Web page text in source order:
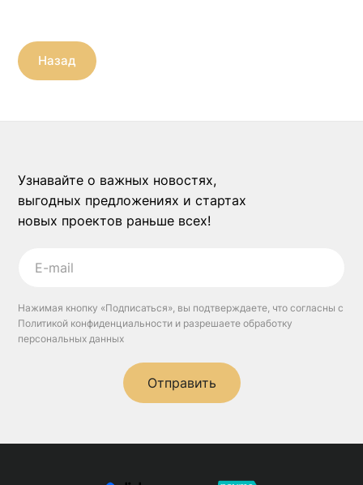
Назад
Узнавайте о важных новостях,
выгодных предложениях и стартах
новых проектов раньше всех!
Нажимая кнопку «Подписаться», вы подтверждаете, что согласны с
Политикой конфиденциальности и разрешаете обработку
персональных данных
Отправить